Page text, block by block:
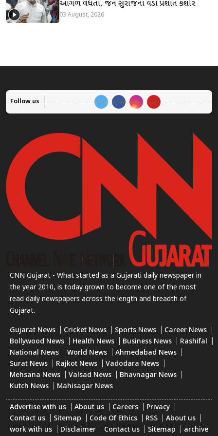
આગળ વધતાં, જન સુરાજના વડા પ્રશાંત કિશોર
03 August, 2026
Follow us
CNN Gujarat - What started as a Gujarati daily newspaper in
the year 2010, is today grown to become one of the most
read daily newspapers across the length and breadth of
Gujarat.
Gujarat News Cricket News Sports News
Career News
Bollywood News
Health News Business News
Rashifal
National News
World News
Ahmedabad News
Surat News
Rajkot News
Vadodara News
Mehsana News
Valsad News
Bhavnagar News
Kutch News
Mahisagar News
Advertise with us About us Careers
Privacy
Contact us
Sitemap Code Of Ethics RSS
About us
work with us
Disclaimer Contact us Sitemap archive